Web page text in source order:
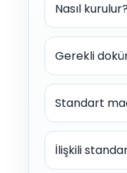
Nasıl kurulur?
Gerekli
Standart
İlişkili